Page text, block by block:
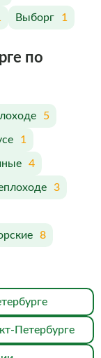
Выборг 1
по
5
1
4
3
8
Петербурге